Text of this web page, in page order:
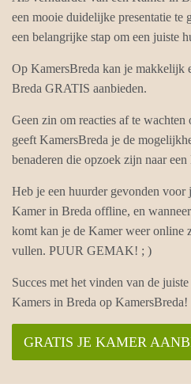
een mooie duidelijke presentatie te
een belangrijke stap om een juiste
Op KamersBreda kan je makkelijk
Breda GRATIS aanbieden.
Geen zin om reacties af te
geeft KamersBreda je de
benaderen die opzoek zijn naar
Heb je een huurder gevonden
Kamer in Breda offline, en
komt kan je de Kamer weer online
vullen. PUUR GEMAK! ; )
Succes met het vinden van de
Kamers in Breda op KamersBreda!
GRATIS JE KAMER